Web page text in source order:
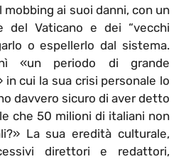
ai suoi danni, con un
del Vaticano e dei “vecchi
o espellerlo dal sistema.
«un periodo di grande
in cui la sua crisi personale lo
davvero sicuro di aver detto
che 50 milioni di italiani non
La sua eredità culturale,
direttori e redattori,